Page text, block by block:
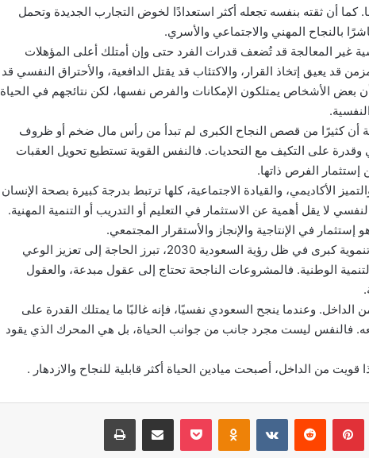
كما أن ثقته بنفسه تجعله أكثر استعدادًا لخوض التجارب الجديدة وتحمل
بالنجاح المهني والاجتماعي والأسري.
غير المعالجة قد تُضعف قدرات الفرد حتى وإن أمتلك أعلى المؤهلات
قد يعيق إتخاذ القرار، والاكتئاب قد يقتل الدافعية، والأحتراق النفسي قد
أن بعض الأشخاص يمتلكون الإمكانات والفرص نفسها، لكن نتائجهم في الحياة
أن كثيرًا من قصص النجاح الكبرى لم تبدأ من رأس مال ضخم أو ظروف
على التكيف مع التحديات. فالنفس القوية تستطيع تحويل العقبات
الفرص ذاتها.
الأكاديمي، والقيادة الاجتماعية، كلها ترتبط بدرجة كبيرة بصحة الإنسان
لا يقل أهمية عن الاستثمار في التعليم أو التدريب أو التنمية المهنية.
في الإنتاجية والإنجاز والأستقرار المجتمعي.
واليوم، ومع ما تشهده المملكة من تحولات تنموية كبرى في ظل رؤية السعودية 2030، تبرز الحاجة إلى تعزيز الوعي
الوطنية. فالمشروعات الناجحة تحتاج إلى عقول مبدعة، والعقول
الداخل. وعندما ينجح السعودي نفسيًا، فإنه غالبًا ما يمتلك القدرة على
فالنفس ليست مجرد جانب من جوانب الحياة، بل هي المحرك الذي يقود
من الداخل، أصبحت ميادين الحياة أكثر قابلية للنجاح والازدهار .
بينتيريست
‏Reddit
‏VKontakte
Odnoklassniki
‫Pocket مشاركة عبر البريد طباعة